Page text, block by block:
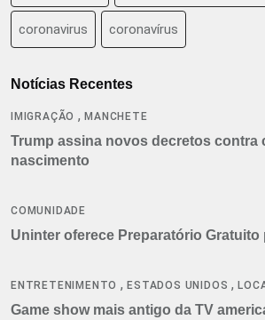
coronavirus coronavírus
Notícias Recentes
IMIGRAÇÃO ,MANCHETE
Trump assina novos decretos contra
nascimento
COMUNIDADE
Uninter oferece Preparatório Gratuito
ENTRETENIMENTO ,ESTADOS UNIDOS ,
Game show mais antigo da TV